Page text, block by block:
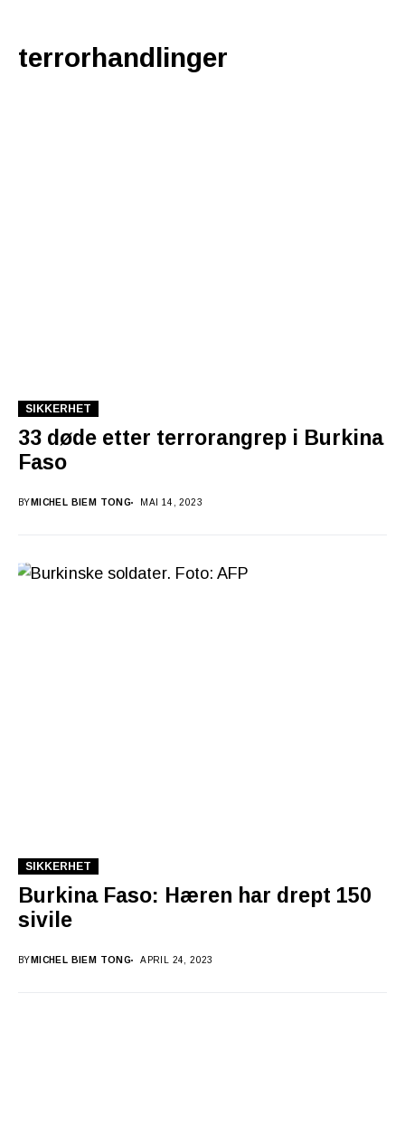
terrorhandlinger
SIKKERHET
33 døde etter terrorangrep i Burkina
Faso
BY MICHEL BIEM TONG MAI 14, 2023
SIKKERHET
Burkina Faso: Hæren har drept 150
sivile
BY MICHEL BIEM TONG APRIL 24, 2023